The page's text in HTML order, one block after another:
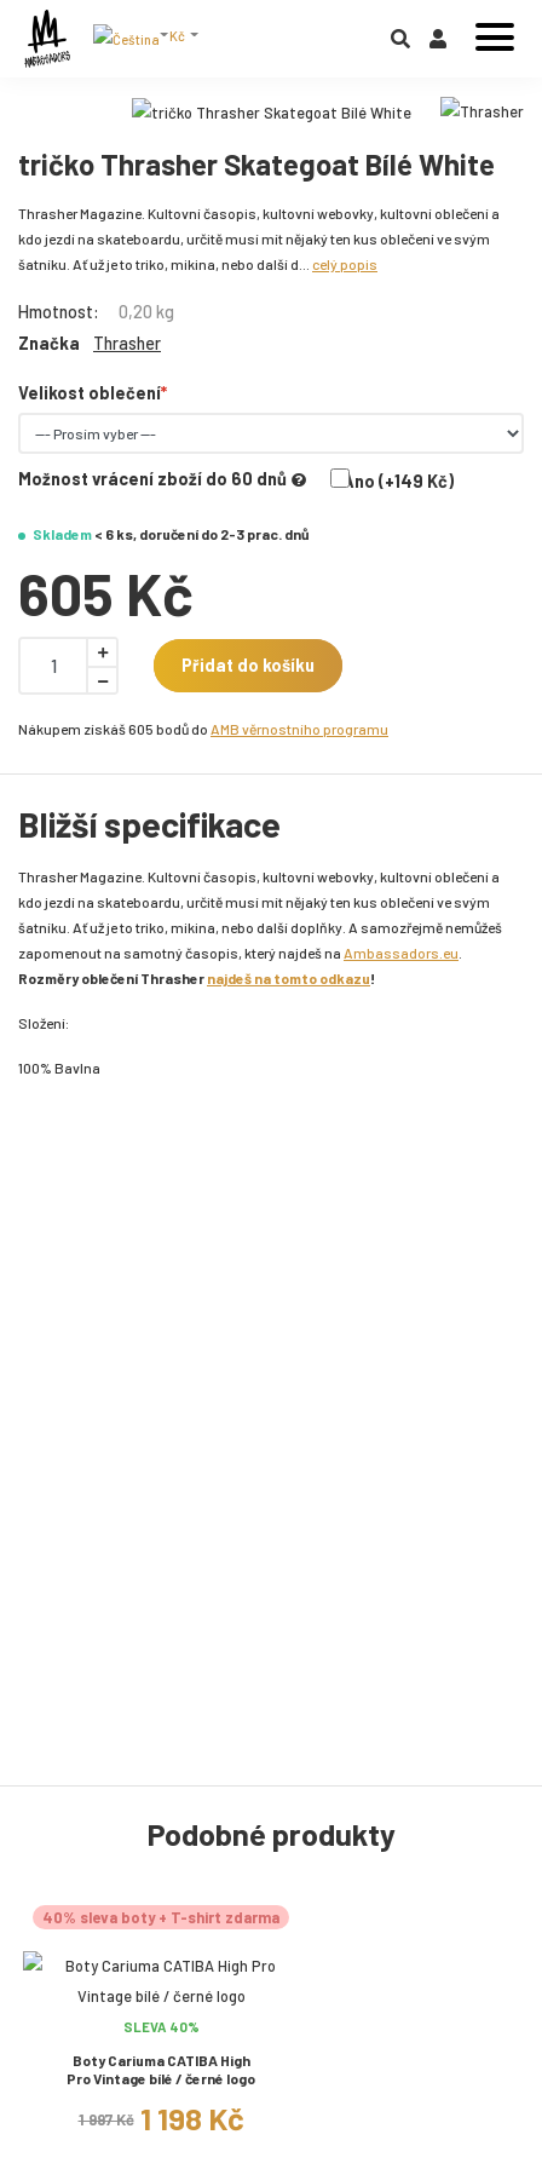
Kč
tričko Thrasher Skategoat Bílé White
Thrasher Magazine. Kultovní časopis, kultovní webovky, kultovní oblečení a
kdo jezdí na skateboardu, určitě musí mít nějaký ten kus oblečení ve svým
šatníku. Ať už je to triko, mikina, nebo další d... celý popis
Hmotnost:
0,20 kg
Značka
Thrasher
Velikost oblečení
Možnost vrácení zboží do 60 dnů Ano (+149 Kč)
Skladem < 6 ks, doručení do 2-3 prac. dnů
605 Kč
Přidat do košíku
Nákupem získáš 605 bodů do AMB věrnostního programu
Bližší specifikace
Thrasher Magazine. Kultovní časopis, kultovní webovky, kultovní oblečení a
kdo jezdí na skateboardu, určitě musí mít nějaký ten kus oblečení ve svým
šatníku. Ať už je to triko, mikina, nebo další doplňky. A samozřejmě nemůžeš
zapomenout na samotný časopis, který najdeš na Ambassadors.eu
Rozměry oblečení Thrasher najdeš na tomto odkazu!
Složení:
100% Bavlna
Podobné produkty
40% sleva boty + T-shirt zdarma
SLEVA 40%
Boty Cariuma CATIBA High
Pro Vintage bílé / černé logo
1 997 Kč 1 198 Kč